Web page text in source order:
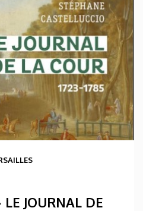
JOURNAL DE